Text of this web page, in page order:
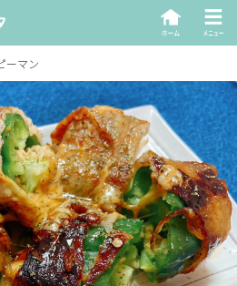
ーマン